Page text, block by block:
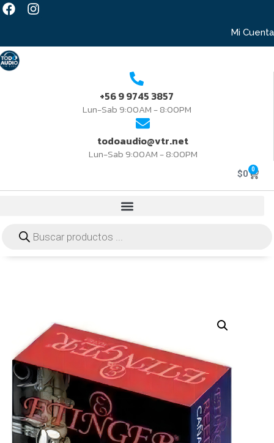
Mi Cuenta
+56 9 9745 3857
Lun-Sab 9:00AM - 8:00PM
todoaudio@vtr.net
Lun-Sab 9:00AM - 8:00PM
$0 0